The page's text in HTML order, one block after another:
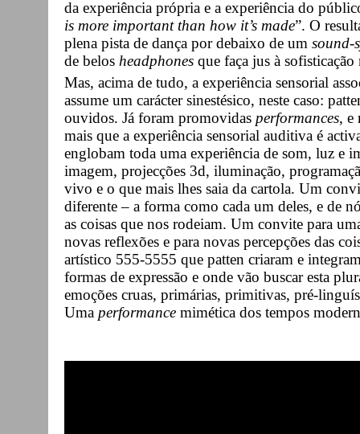
da experiência própria e a experiência do
is more important than how it’s made”. O
plena pista de dança por debaixo de um sound-
de belos headphones que faça jus à
Mas, acima de tudo, a experiência sensorial
assume um carácter sinestésico, neste caso:
ouvidos. Já foram promovidas performances, e
mais que a experiência sensorial auditiva é
englobam toda uma experiência de som, luz e
imagem, projecções 3d, iluminação,
vivo e o que mais lhes saia da cartola. Um
diferente – a forma como cada um deles, e de
as coisas que nos rodeiam. Um convite para
novas reflexões e para novas percepções das
artístico 555-5555 que patten criaram e
formas de expressão e onde vão buscar esta
emoções cruas, primárias, primitivas, pré-
Uma performance mimética dos tempos